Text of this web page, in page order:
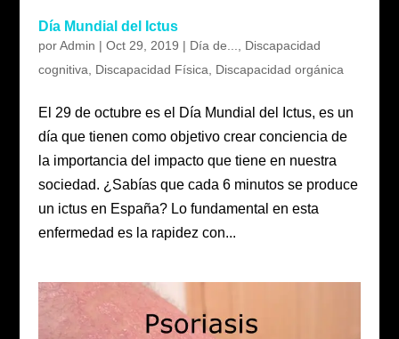
Día Mundial del Ictus
porAdmin | Oct 29, 2019 | Día de..., Discapacidad
cognitiva, Discapacidad Física, Discapacidad orgánica
El 29 de octubre es el Día Mundial del Ictus, es un
día que tienen como objetivo crear conciencia de
la importancia del impacto que tiene en nuestra
sociedad. ¿Sabías que cada 6 minutos se produce
un ictus en España? Lo fundamental en esta
enfermedad es la rapidez con...